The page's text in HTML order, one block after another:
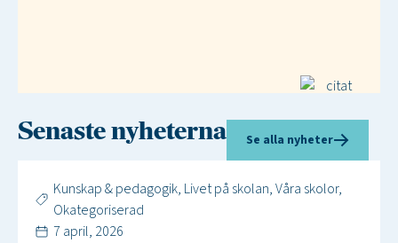
Senaste nyheterna Se alla nyheter
Kunskap & pedagogik, Livet på skolan,Våra skolor,
Okategoriserad
7 april, 2026